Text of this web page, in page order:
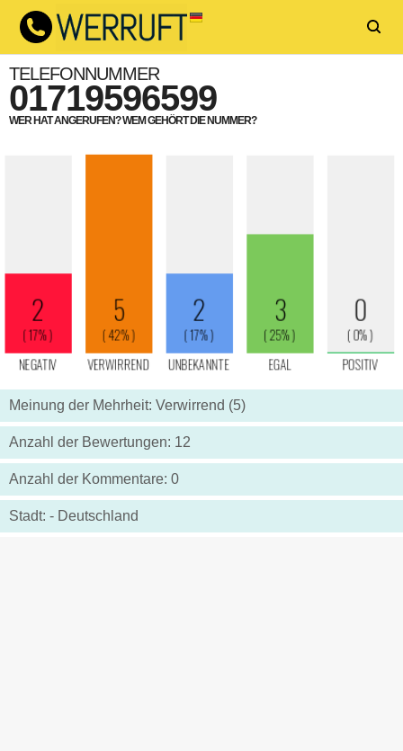
TELEFONNUMMER
01719596599
WER HAT ANGERUFEN? WEM GEHÖRT DIE NUMMER?
Meinung der Mehrheit: Verwirrend (5)
Anzahl der Bewertungen: 12
Anzahl der Kommentare: 0
Stadt: - Deutschland